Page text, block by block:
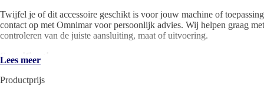
Twijfel je of dit accessoire geschikt is voor jouw machine of
contact op met Omnimar voor persoonlijk advies. Wij helpen graag
controleren van de juiste aansluiting, maat of uitvoering.
Specificaties
Type accessoire: Stofzuigeraccessoire
Maat / uitvoering: 37mm, 36-37mm
Lees meer
Productprijs